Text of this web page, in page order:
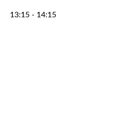
13:15 - 14:15